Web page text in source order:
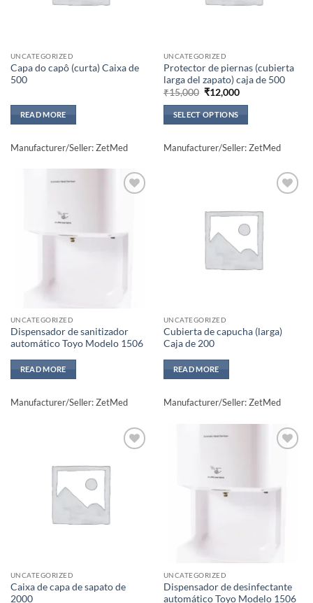
UNCATEGORIZED
Capa do capô (curta) Caixa de
500
READ MORE
Manufacturer/Seller: ZetMed
UNCATEGORIZED
Protector de piernas (cubierta
larga del zapato) caja de 500
₹15,000 Original
price
was:
₹15,000.
₹12,000Current
SELECT OPTIONS
product
page
Manufacturer/Seller: ZetMed
UNCATEGORIZED
Dispensador de sanitizador
automático Toyo Modelo 1506
READ MORE
Manufacturer/Seller: ZetMed
UNCATEGORIZED
Cubierta de capucha (larga)
Caja de 200
READ MORE
Manufacturer/Seller: ZetMed
UNCATEGORIZED
Caixa de capa de sapato de
2000
UNCATEGORIZED
Dispensador de desinfectante
automático Toyo Modelo 1506